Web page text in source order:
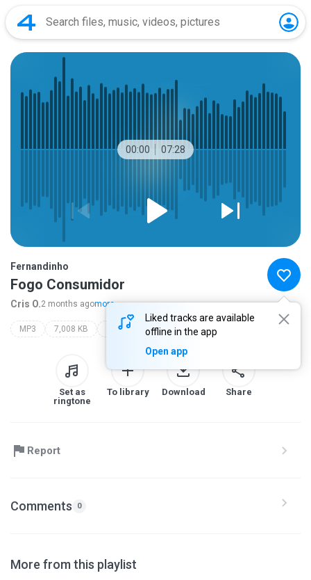
00:00 07:28
Liked tracks are available
offline in the app
Open app
Fernandinho
Fogo Consumidor
Cris O.2 months agomore...
MP3 7,008 KB Gospel fernandinho
Set as
ringtone
To library Download Share
Report
Comments 0
More from this playlist